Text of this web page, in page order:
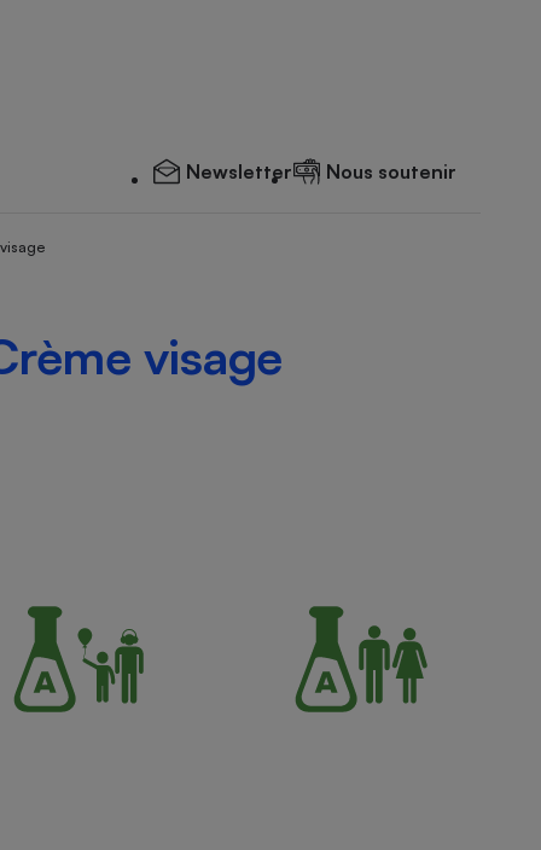
Newsletter Nous soutenir
visage